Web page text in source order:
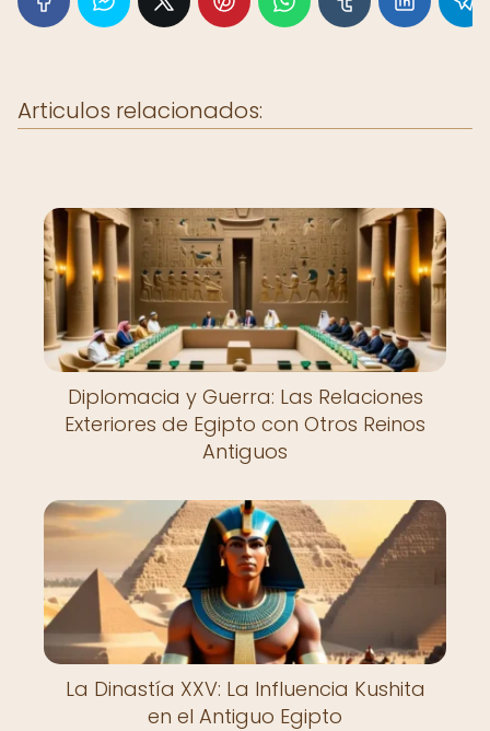
Articulos relacionados:
Diplomacia y Guerra: Las Relaciones
Exteriores de Egipto con Otros Reinos
Antiguos
La Dinastía XXV: La Influencia Kushita
en el Antiguo Egipto